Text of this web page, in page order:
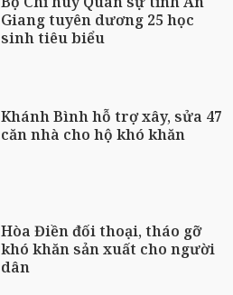
Giang tuyên dương 25 học
sinh tiêu biểu
Khánh Bình hỗ trợ xây, sửa 47
căn nhà cho hộ khó khăn
Hòa Điền đối thoại, tháo gỡ
khó khăn sản xuất cho người
dân